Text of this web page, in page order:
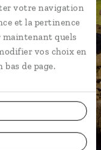
votre navigation
et la pertinence
maintenant quels
vos choix en
de page.
avant,